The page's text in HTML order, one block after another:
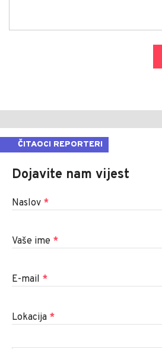
ČITAOCI REPORTERI
Dojavite nam vijest
Naslov *
Vaše ime *
E-mail *
Lokacija *